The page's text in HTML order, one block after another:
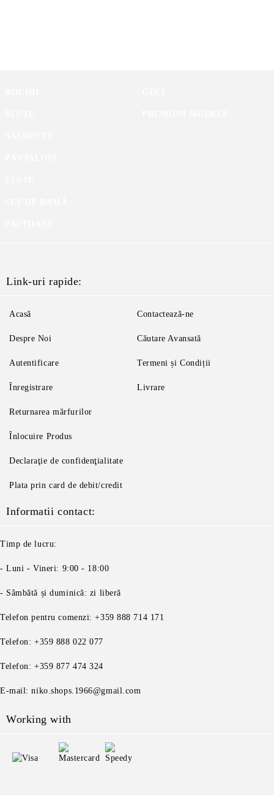
Link-uri rapide:
Acasă
Despre Noi
Autentificare
Înregistrare
Contactează-ne
Căutare Avansată
Termeni și Condiții
Livrare
Returnarea mărfurilor
Înlocuire Produs
Declaraţie de confidenţialitate
Plata prin card de debit/credit
Informatii contact:
Timp de lucru:
- Luni - Vineri: 9:00 - 18:00
- Sâmbătă și duminică: zi liberă
Telefon pentru comenzi: +359 888 714 171
Telefon: +359 888 022 077
Telefon: +359 877 474 324
E-mail: niko.shops.1966@gmail.com
Working with